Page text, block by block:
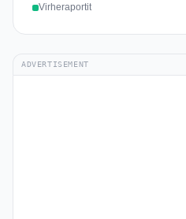
Virheraportit
ADVERTISEMENT